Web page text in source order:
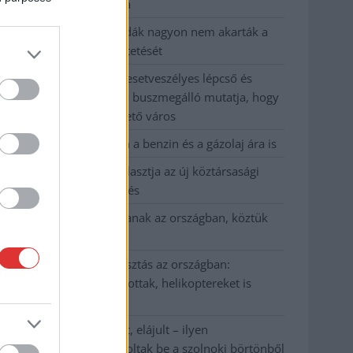
kevesebbet vittek haza
A Szolnok megyei gazdák nagyon nem akarták a
JÉGER további üzemeltetését
Csendélet 5.0: alig balesetveszélyes lépcső és
remek állapotban levő buszmegálló mutatja, hogy
Szolnok mennyire élhető város
Pénteken újra csökken a benzin és a gázolaj ára is
Napokon belül megválasztja az új köztársasági
elnököt az Országgyűlés
Kiterjedt tüzek pusztítanak az országban, köztük
Harmadfokú hőségriasztás az országban:
Szolnokon klímát javítottak, helikoptereket is
bevetettek a tüzeknél
A zárkában rosszul lett, elájult – ilyen
körülményekről számoltak be a szolnoki börtönből